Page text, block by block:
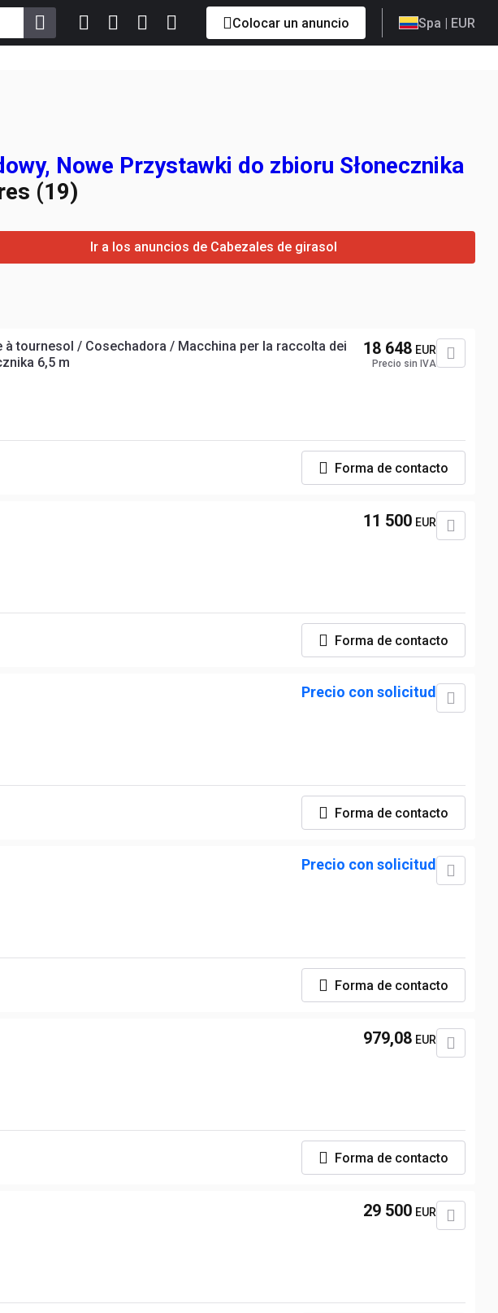
Colocar un anuncio Spa | EUR
Nowe Przystawki do zbioru Słonecznika
(19)
Ir a los anuncios de Cabezales de girasol
tournesol / Сosechadora / Macchina per la raccolta dei
6,5 m
18 648 EUR
Precio sin IVA
Forma de contacto
11 500 EUR
Forma de contacto
Precio con solicitud
Forma de contacto
Precio con solicitud
Forma de contacto
979,08 EUR
Forma de contacto
29 500 EUR